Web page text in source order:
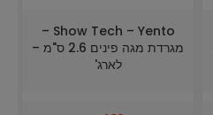
Show Tech – Yento –
מגרדת מגה פינים 2.6 ס"מ –
לארג'